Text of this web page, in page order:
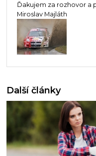
Ďakujem za rozhovor a
Miroslav Majláth
Další články